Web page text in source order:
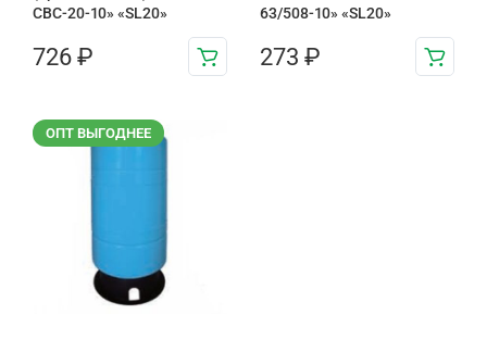
CBC-20-10» «SL20»
726 ₽
63/508-10» «SL20»
273 ₽
ОПТ ВЫГОДНЕЕ